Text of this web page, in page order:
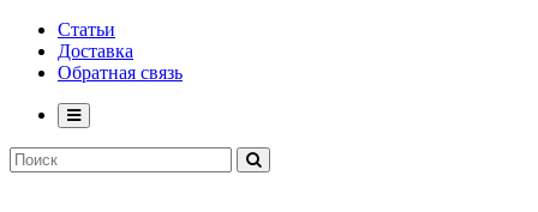
Статьи
Доставка
Обратная связь